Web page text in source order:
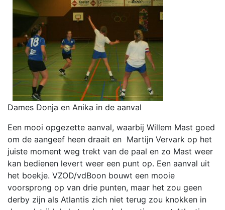
Dames Donja en Anika in de aanval
Een mooi opgezette aanval, waarbij Willem Mast goed
om de aangeef heen draait en Martijn Vervark op het
juiste moment weg trekt van de paal en zo Mast weer
kan bedienen levert weer een punt op. Een aanval uit
het boekje. VZOD/vdBoon bouwt een mooie
voorsprong op van drie punten, maar het zou geen
derby zijn als Atlantis zich niet terug zou knokken in